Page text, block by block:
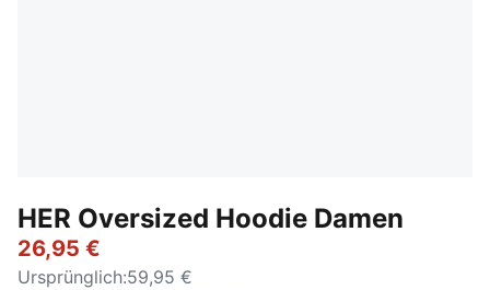
HER Oversized Hoodie Damen
26,95 €
Ursprünglich:59,95 €